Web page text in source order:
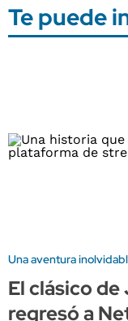
Te puede
Una aventura
El clásico
regresó a